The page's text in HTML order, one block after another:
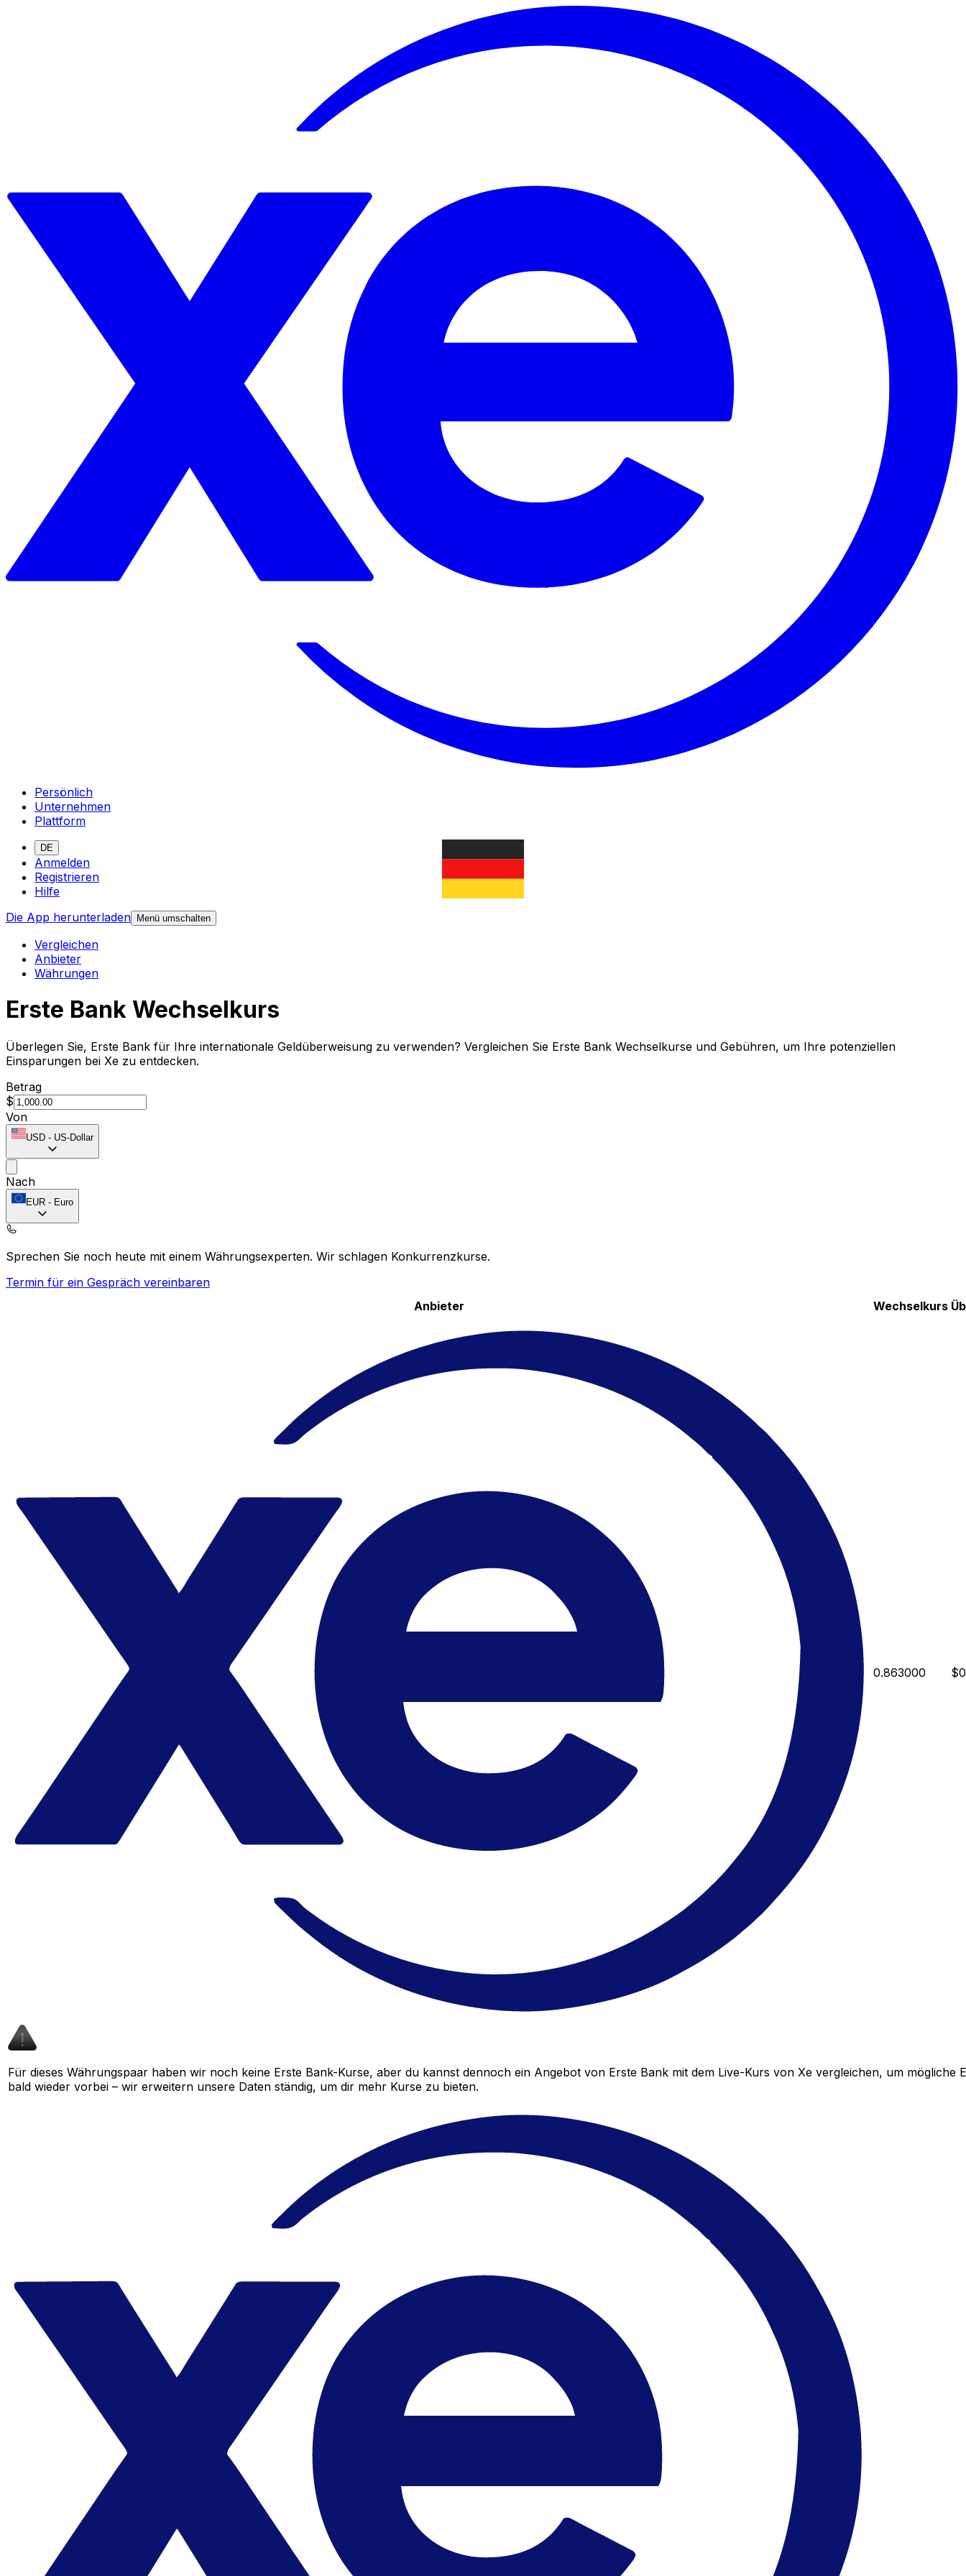
Persönlich
Unternehmen
Plattform
DE
Anmelden
Registrieren
Hilfe
Die App herunterladen Menü umschalten
Vergleichen
Anbieter
Währungen
Erste Bank Wechselkurs
Überlegen Sie, Erste Bank für Ihre internationale Geldüberweisung zu verwenden? Vergleichen Sie Erste Bank Wechselkurse und Gebühren, um Ihre potenziellen
Einsparungen bei Xe zu entdecken.
Betrag
$
Von
USD - US-Dollar
Nach
EUR - Euro
Sprechen Sie noch heute mit einem Währungsexperten. Wir schlagen Konkurrenzkurse.
Termin für ein Gespräch vereinbaren
Anbieter
Wechselkurs
0.863000 $0
Für dieses Währungspaar haben wir noch keine Erste Bank-Kurse, aber du kannst dennoch ein Angebot von Erste Bank mit dem Live-Kurs von Xe vergleichen, um mögliche
bald wieder vorbei – wir erweitern unsere Daten ständig, um dir mehr Kurse zu bieten.